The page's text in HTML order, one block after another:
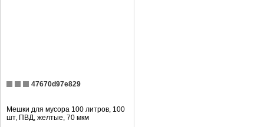
47670d97e829
Мешки для мусора 100 литров, 100
шт, ПВД, желтые, 70 мкм